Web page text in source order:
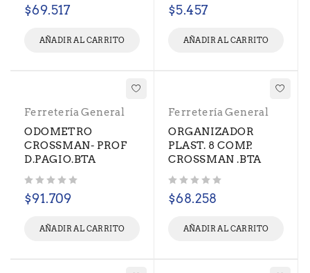
$69.517
AÑADIR AL CARRITO
$5.457
AÑADIR AL CARRITO
Ferretería General
ODOMETRO
CROSSMAN- PROF
D.PAGIO.BTA
$91.709
AÑADIR AL CARRITO
Ferretería General
ORGANIZADOR
PLAST. 8 COMP.
CROSSMAN .BTA
$68.258
AÑADIR AL CARRITO